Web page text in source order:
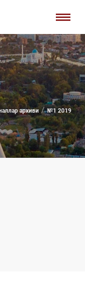
архиви №1 2019